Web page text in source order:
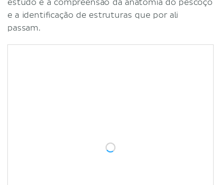
estudo e a compreensão da anatomia do pescoço
e a identificação de estruturas que por ali
passam.